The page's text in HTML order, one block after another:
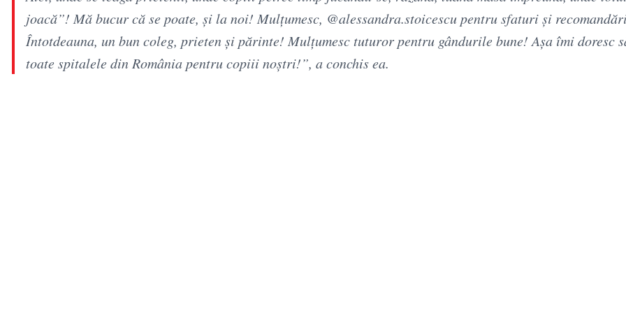
joacă”! Mă bucur că se poate, și la noi! Mulțumesc, @alessandra.stoicescu pentru sfaturi și
Întotdeauna, un bun coleg, prieten și părinte! Mulțumesc tuturor pentru gândurile bune! Așa îmi doresc
toate spitalele din România pentru copiii noștri!”, a conchis ea.